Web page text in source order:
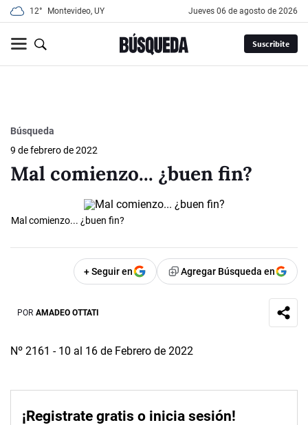
12° Montevideo, UY jueves 06 de agosto de 2026
Suscribite
Búsqueda
9 de febrero de 2022
Mal comienzo... ¿buen fin?
Mal comienzo... ¿buen fin?
+ Seguir en Agregar Búsqueda en
POR AMADEO OTTATI
Nº 2161 - 10 al 16 de Febrero de 2022
¡Registrate gratis o inicia sesión!